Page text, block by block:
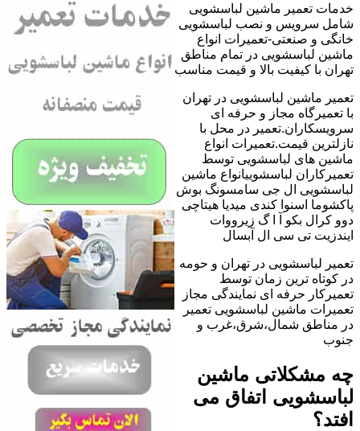
خدمات تعمیر ماشین لباسشویی
شامل سرویس و نصب لباسشویی
خانگی و صنعتی-تعمیرات انواع
ماشین لباسشویی در تمام مناطق
تهران با کیفیت بالا و قیمت مناسب
تعمیر ماشین لباسشویی در تهران
با تعمیرگاه مجاز و حرفه ای
سرویسکاران.تعمیر در محل با
نازلترین قیمت.تعمیرات انواع
ماشین های لباسشویی توسط
تعمیرکاران لباسشوییانواع ماشین
لباسشویی ال جی سامسونگ بوش
پاکشوما اسنوا کندی میدیا هیتاچی
دوو کرال بکو آ ا گ زیرووات
ایندزیت تی سی ال آبسال
تعمیر لباسشویی در تهران و حومه
در کوتاه ترین زمان توسط
تعمیرکار حرفه ای نمایندگی مجاز
تعمیرات ماشین لباسشویی تعمیر
در مناطق شمال،شرق،غرب و
جنوب
چه مشکلاتی ماشین
لباسشویی اتفاق می
افتد؟